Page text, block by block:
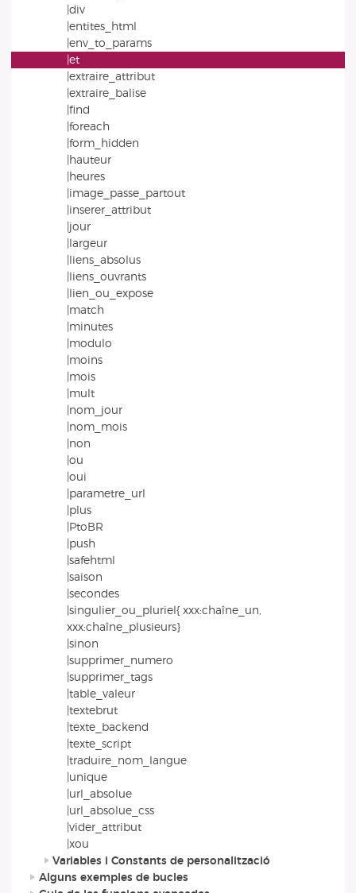
|div
|entites_html
|env_to_params
|et
|extraire_attribut
|extraire_balise
|find
|foreach
|form_hidden
|hauteur
|heures
|image_passe_partout
|inserer_attribut
|jour
|largeur
|liens_absolus
|liens_ouvrants
|lien_ou_expose
|match
|minutes
|modulo
|moins
|mois
|mult
|nom_jour
|nom_mois
|non
|ou
|oui
|parametre_url
|plus
|PtoBR
|push
|safehtml
|saison
|secondes
|singulier_ou_pluriel{ xxx:chaîne_un,
xxx:chaîne_plusieurs}
|sinon
|supprimer_numero
|supprimer_tags
|table_valeur
|textebrut
|texte_backend
|texte_script
|traduire_nom_langue
|unique
|url_absolue
|url_absolue_css
|vider_attribut
|xou
Variables i Constants de personalització
Alguns exemples de bucles